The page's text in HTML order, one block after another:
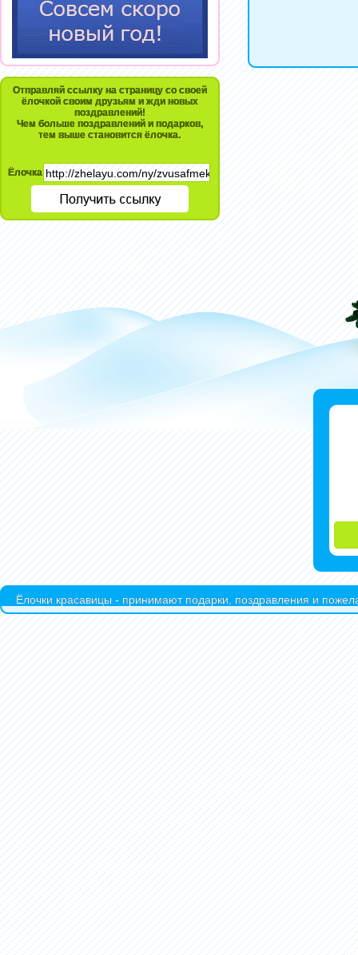
Отправляй ссылку на страницу со своей
ёлочкой своим друзьям и жди новых
поздравлений!
Чем больше поздравлений и подарков,
тем выше становится ёлочка.
Ёлочка
Ёлочки красавицы - принимают подарки, поздравления и